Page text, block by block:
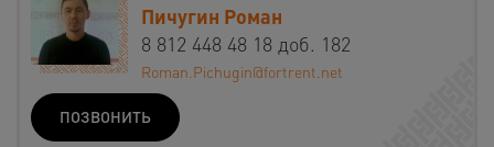
Пичугин Роман
8 812 448 48 18 доб. 182
Roman.Pichugin@fortrent.net
ПОЗВОНИТЬ